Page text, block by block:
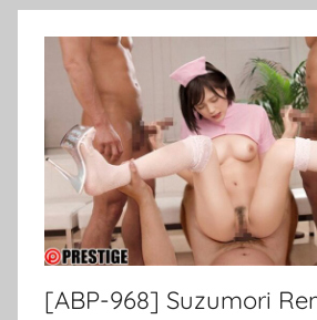
[ABP-968] Suzumori